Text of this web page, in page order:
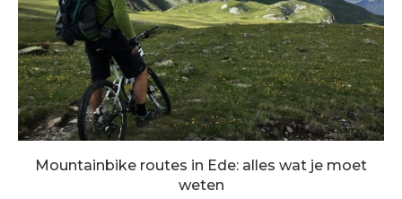
Mountainbike routes in Ede: alles wat je moet
weten